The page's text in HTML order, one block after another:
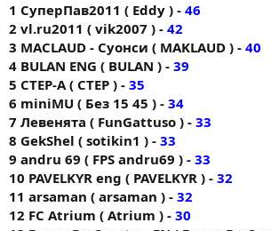
1 СуперПав2011 ( Eddy ) - 46
2 vl.ru2011 ( vik2007 ) - 42
3 MACLAUD - Суонси ( MAKLAUD ) - 40
4 BULAN ENG ( BULAN ) - 39
5 CTEP-A ( CTEP ) - 35
6 miniMU ( Без 15 45 ) - 34
7 Левенята ( FunGattuso ) - 33
8 GekShel ( sotikin1 ) - 33
9 andru 69 ( FPS andru69 ) - 33
10 PAVELKYR eng ( PAVELKYR ) - 32
11 arsaman ( arsaman ) - 32
12 FС Аtrium ( Atrium ) - 30